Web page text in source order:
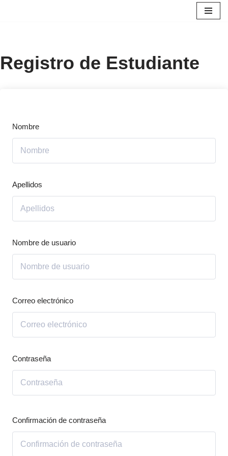
Registro de Estudiante
Nombre
Apellidos
Nombre de usuario
Correo electrónico
Contraseña
Confirmación de contraseña